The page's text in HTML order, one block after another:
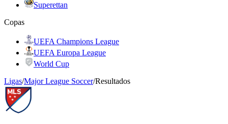
Superettan
Copas
UEFA Champions League
UEFA Europa League
World Cup
Ligas/Major League Soccer/Resultados